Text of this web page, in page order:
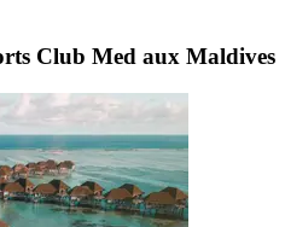
Club Med aux Maldives